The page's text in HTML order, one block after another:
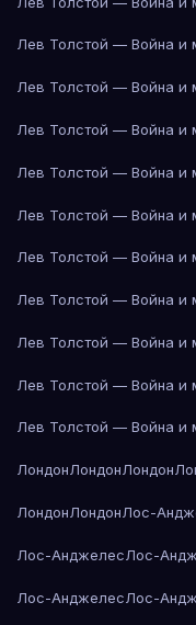
Лев Толстой — Война и
Лев Толстой — Война и
Лев Толстой — Война и
Лев Толстой — Война и
Лев Толстой — Война и
Лев Толстой — Война и
Лев Толстой — Война и
Лев Толстой — Война и
Лев Толстой — Война и
Лев Толстой — Война и
ЛондонЛондонЛондон
ЛондонЛондонЛос-
Лос-АнджелесЛос-
Лос-АнджелесЛос-